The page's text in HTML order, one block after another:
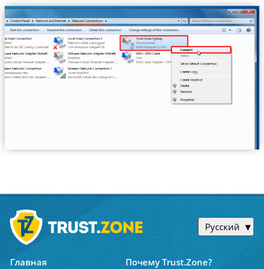
Русский
Главная
Почему Trust.Zone?